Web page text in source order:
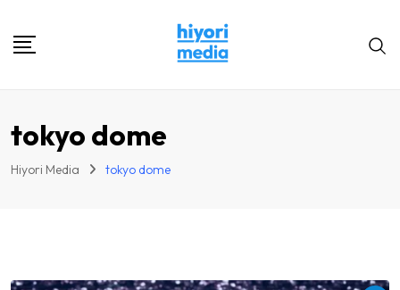
tokyo dome
Hiyori Media tokyo dome